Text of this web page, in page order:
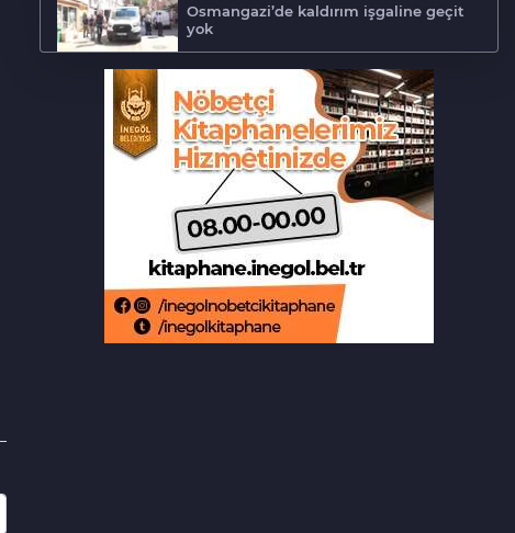
Osmangazi’de kaldırım işgaline geçit
yok
Biba müjdeyi verdi: Bu ay hizmete
açılıyor
Bursa'da lastik tamirhanesi küle
döndü
Bursa'da ilklerin festivalinde çocuklar
şen kahkahalar attı